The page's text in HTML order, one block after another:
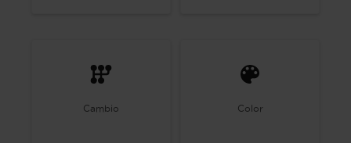
Cambio Color